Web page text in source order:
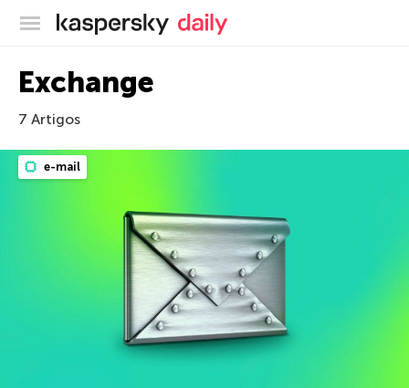
Blog oficial da Kaspersky
Exchange
7 Artigos
e-mail